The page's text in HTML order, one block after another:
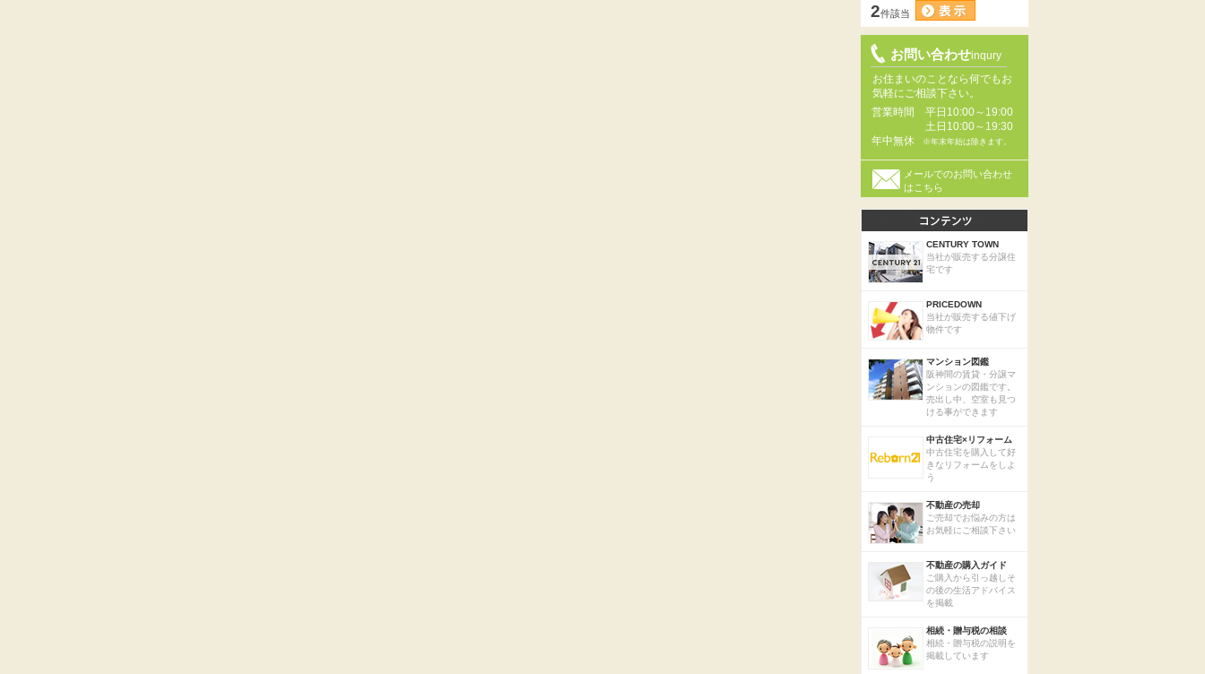
2件該当
お問い合わせinqury
お住まいのことなら何でもお
気軽にご相談下さい。
営業時間
平日10:00～19:00
土日10:00～19:30
年中無休
※年末年始は除きます。
メールでのお問い合わせ
はこちら
CENTURY TOWN
当社が販売する分譲住
宅です
PRICEDOWN
当社が販売する値下げ
物件です
マンション図鑑
阪神間の賃貸・分譲マ
ンションの図鑑です。
売出し中、空室も見つ
ける事ができます
中古住宅×リフォーム
中古住宅を購入して好
きなリフォームをしよ
う
不動産の売却
ご売却でお悩みの方は
お気軽にご相談下さい
不動産の購入ガイド
ご購入から引っ越しそ
の後の生活アドバイス
を掲載
相続・贈与税の相談
相続・贈与税の説明を
掲載しています